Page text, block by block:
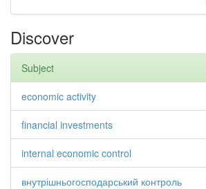
Discover
Subject
economic activity
financial investments
internal economic control
внутрішньогосподарський контроль